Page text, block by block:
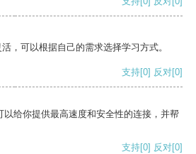
，可以根据自己的需求选择学习方式。
支持[0] 反对[0]
给你提供最高速度和安全性的连接，并帮
支持[0] 反对[0]